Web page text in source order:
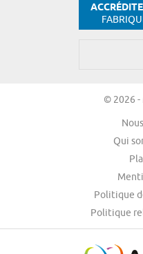
© 2026 -
Qui
Politique
Politique